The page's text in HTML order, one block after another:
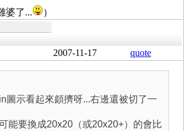
婆了... ）
2007-11-17 quote
圖示看起來頗擠呀...右邊還被切了一
能要換成20x20（或20x20+）的會比